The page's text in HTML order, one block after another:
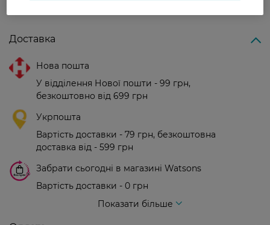
Доставка
Нова пошта
У відділення Нової пошти - 99 грн,
безкоштовно від 699 грн
Укрпошта
Вартість доставки - 79 грн, безкоштовна
доставка від - 599 грн
Забрати сьогодні в магазині Watsons
Вартість доставки - 0 грн
Показати більше